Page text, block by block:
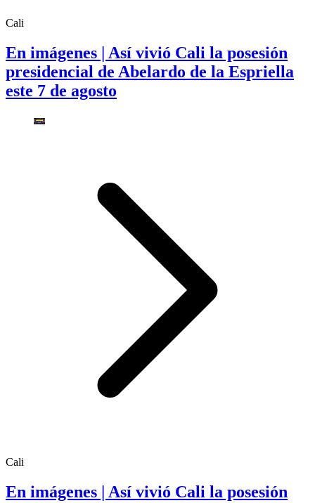
Cali
En imágenes | Así vivió Cali la posesión
presidencial de Abelardo de la Espriella
este 7 de agosto
Cali
En imágenes | Así vivió Cali la posesión